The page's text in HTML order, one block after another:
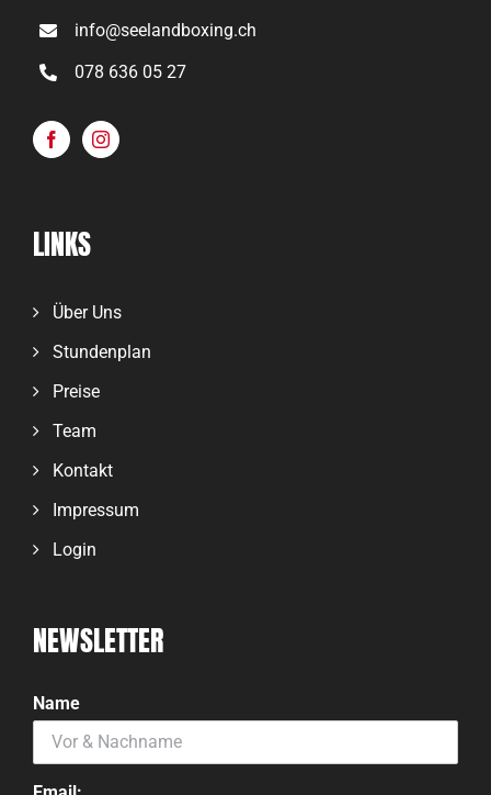
info@seelandboxing.ch
078 636 05 27
LINKS
Über Uns
Stundenplan
Preise
Team
Kontakt
Impressum
Login
NEWSLETTER
Name